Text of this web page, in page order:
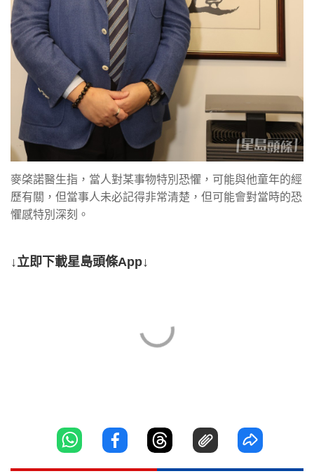
麥棨諾醫生指，當人對某事物特別恐懼，可能與他童年的經
歷有關，但當事人未必記得非常清楚，但可能會對當時的恐
懼感特別深刻。
↓立即下載星島頭條App↓